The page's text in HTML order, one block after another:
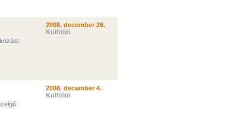
2008. december 26.
Külföldi
2008. december 4.
Külföldi